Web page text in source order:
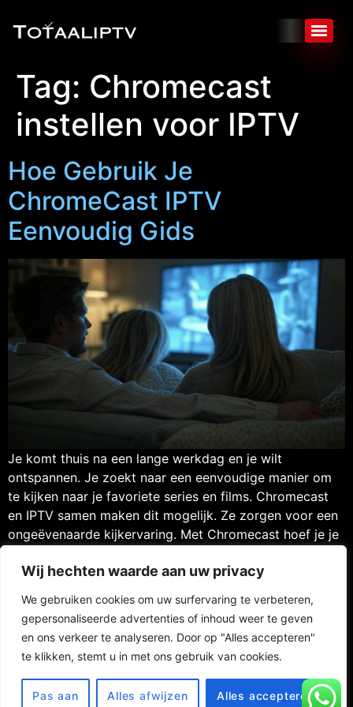
Wij hechten waarde aan uw privacy
We gebruiken cookies om uw surfervaring te verbeteren,
gepersonaliseerde advertenties of inhoud weer te geven
en ons verkeer te analyseren. Door op "Alles accepteren"
te klikken, stemt u in met ons gebruik van cookies.
Pas aan Alles afwijzen Alles accepteren
Tag: Chromecast
instellen voor IPTV
Hoe Gebruik Je
ChromeCast IPTV
Eenvoudig Gids
Je komt thuis na een lange werkdag en je wilt
ontspannen. Je zoekt naar een eenvoudige manier om
te kijken naar je favoriete series en films. Chromecast
en IPTV samen maken dit mogelijk. Ze zorgen voor een
ongeëvenaarde kijkervaring. Met Chromecast hoef je je
IPTV geeft […]
Contact FAQ
Privacy Policy
© 2025 Totaaliptv / Address : Aelbert Cuypstraat 14, 7944 CL